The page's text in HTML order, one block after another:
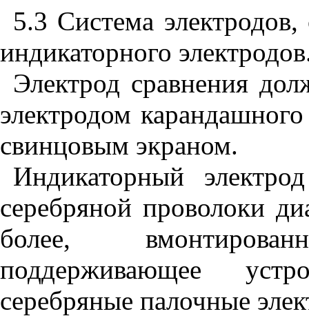
5.3 Система
индикаторного
Электрод сравнения
электродом
свинцовым экраном.
Индикаторный
серебряной проволоки
более,
поддерживающее
серебряные палочные